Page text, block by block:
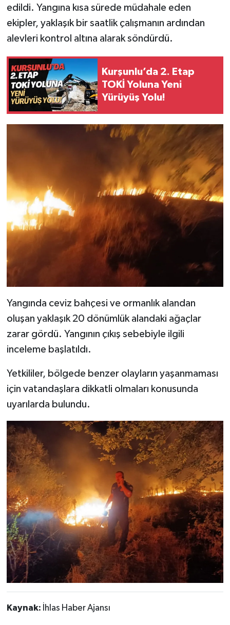
edildi. Yangına kısa sürede müdahale eden
ekipler, yaklaşık bir saatlik çalışmanın ardından
alevleri kontrol altına alarak söndürdü.
Kurşunlu’da 2. Etap
TOKİ Yoluna Yeni
Yürüyüş Yolu!
Yangında ceviz bahçesi ve ormanlık alandan
oluşan yaklaşık 20 dönümlük alandaki ağaçlar
zarar gördü. Yangının çıkış sebebiyle ilgili
inceleme başlatıldı.
Yetkililer, bölgede benzer olayların yaşanmaması
için vatandaşlara dikkatli olmaları konusunda
uyarılarda bulundu.
Kaynak: İhlas Haber Ajansı